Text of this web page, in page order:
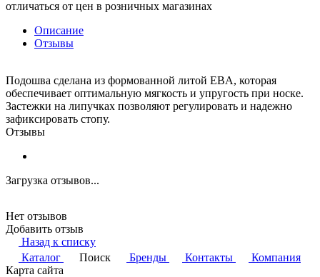
отличаться от цен в розничных магазинах
Описание
Отзывы
Подошва сделана из формованной литой EBA, которая
обеспечивает оптимальную мягкость и упругость при носке.
Застежки на липучках позволяют регулировать и надежно
зафиксировать стопу.
Отзывы
Загрузка отзывов...
Нет отзывов
Добавить отзыв
Назад к списку
Каталог
Поиск Бренды Контакты
Компания
Карта сайта